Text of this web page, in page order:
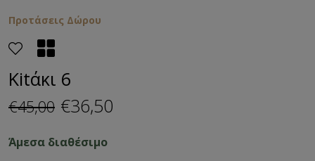
Προτάσεις Δώρου
Kitάκι 6
€45,00 €36,50
Άμεσα διαθέσιμο